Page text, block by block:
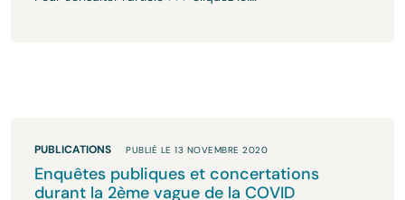
PUBLICATIONS PUBLIÉ LE 13 NOVEMBRE 2020
Enquêtes publiques et concertations
durant la 2ème vague de la COVID